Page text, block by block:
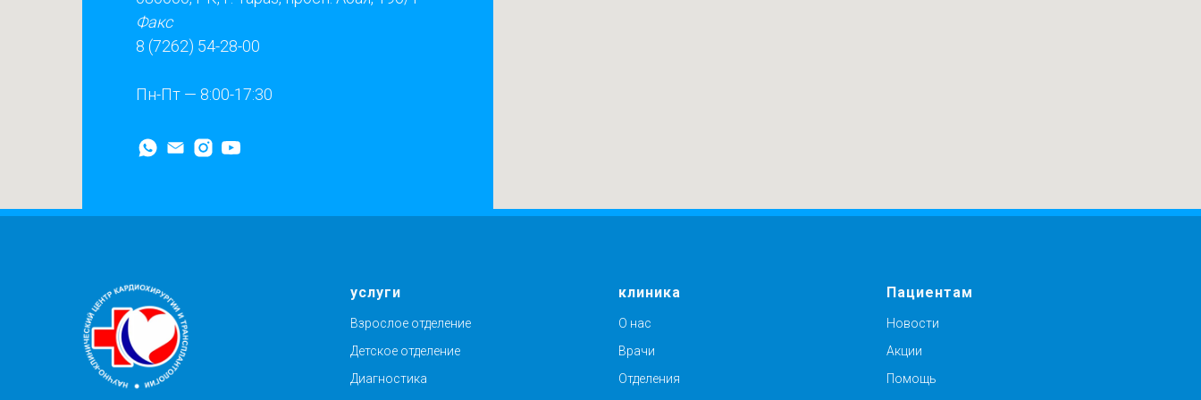
Факс
8 (7262) 54-28-00
Пн-Пт — 8:00-17:30
услуги
Взрослое отделение
Детское отделение
Диагностика
клиника
О нас
Врачи
Отделения
Пациентам
Новости
Акции
Помощь